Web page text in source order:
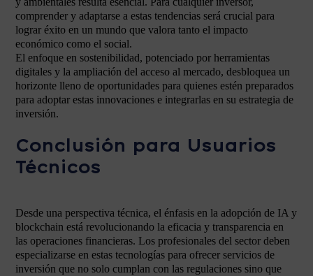
comprender y adaptarse a estas tendencias será crucial para
lograr éxito en un mundo que valora tanto el impacto
económico como el social.
El enfoque en sostenibilidad, potenciado por herramientas
digitales y la ampliación del acceso al mercado, desbloquea un
horizonte lleno de oportunidades para quienes estén preparados
para adoptar estas innovaciones e integrarlas en su estrategia de
inversión.
Conclusión para Usuarios
Técnicos
Desde una perspectiva técnica, el énfasis en la adopción de IA y
blockchain está revolucionando la eficacia y transparencia en
las operaciones financieras. Los profesionales del sector deben
especializarse en estas tecnologías para ofrecer servicios de
inversión que no solo cumplan con las regulaciones sino que